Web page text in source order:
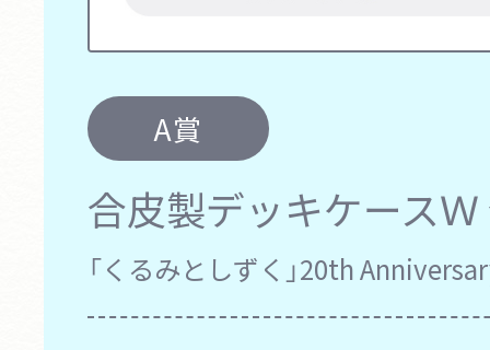
A賞
合皮製デッキケースＷ
「くるみとしずく」20th